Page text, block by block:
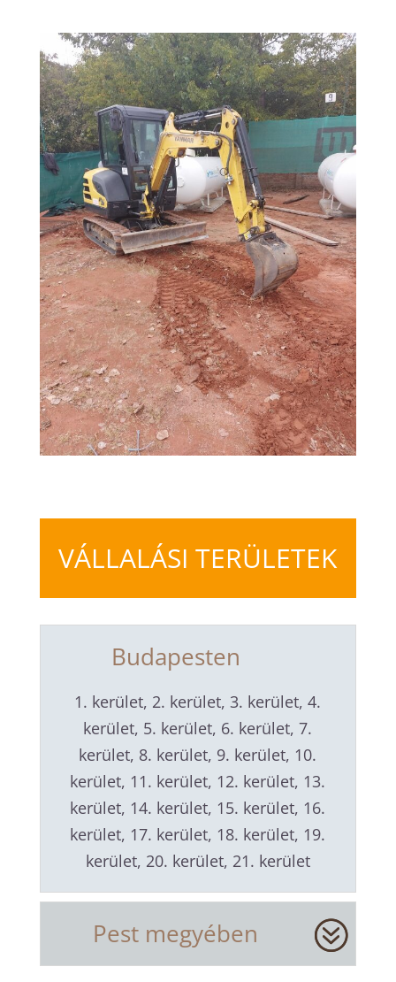
VÁLLALÁSI TERÜLETEK
Budapesten
1. kerület, 2. kerület, 3. kerület, 4.
kerület, 5. kerület, 6. kerület, 7.
kerület, 8. kerület, 9. kerület, 10.
kerület, 11. kerület, 12. kerület, 13.
kerület, 14. kerület, 15. kerület, 16.
kerület, 17. kerület, 18. kerület, 19.
kerület, 20. kerület, 21. kerület
Pest megyében